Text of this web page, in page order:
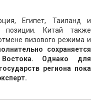
Египет, Таиланд и
Китай также
визового режима и
сохраняется
Однако для
региона пока